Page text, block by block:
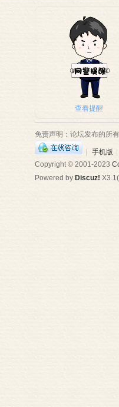
查看提醒
免责声明：论坛发布的所
手机版
Copyright © 2001-2023
Powered by Discuz! X3.1(